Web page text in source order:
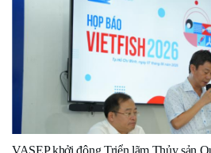
VASEP khởi động Triển lãm Thủy sản